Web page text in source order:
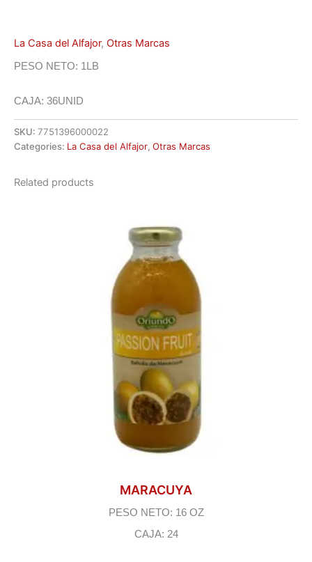
La Casa del Alfajor, Otras Marcas
PESO NETO: 1LB
CAJA: 36UNID
SKU: 7751396000022
Categories: La Casa del Alfajor, Otras Marcas
Related products
MARACUYA
PESO NETO: 16 OZ
CAJA: 24